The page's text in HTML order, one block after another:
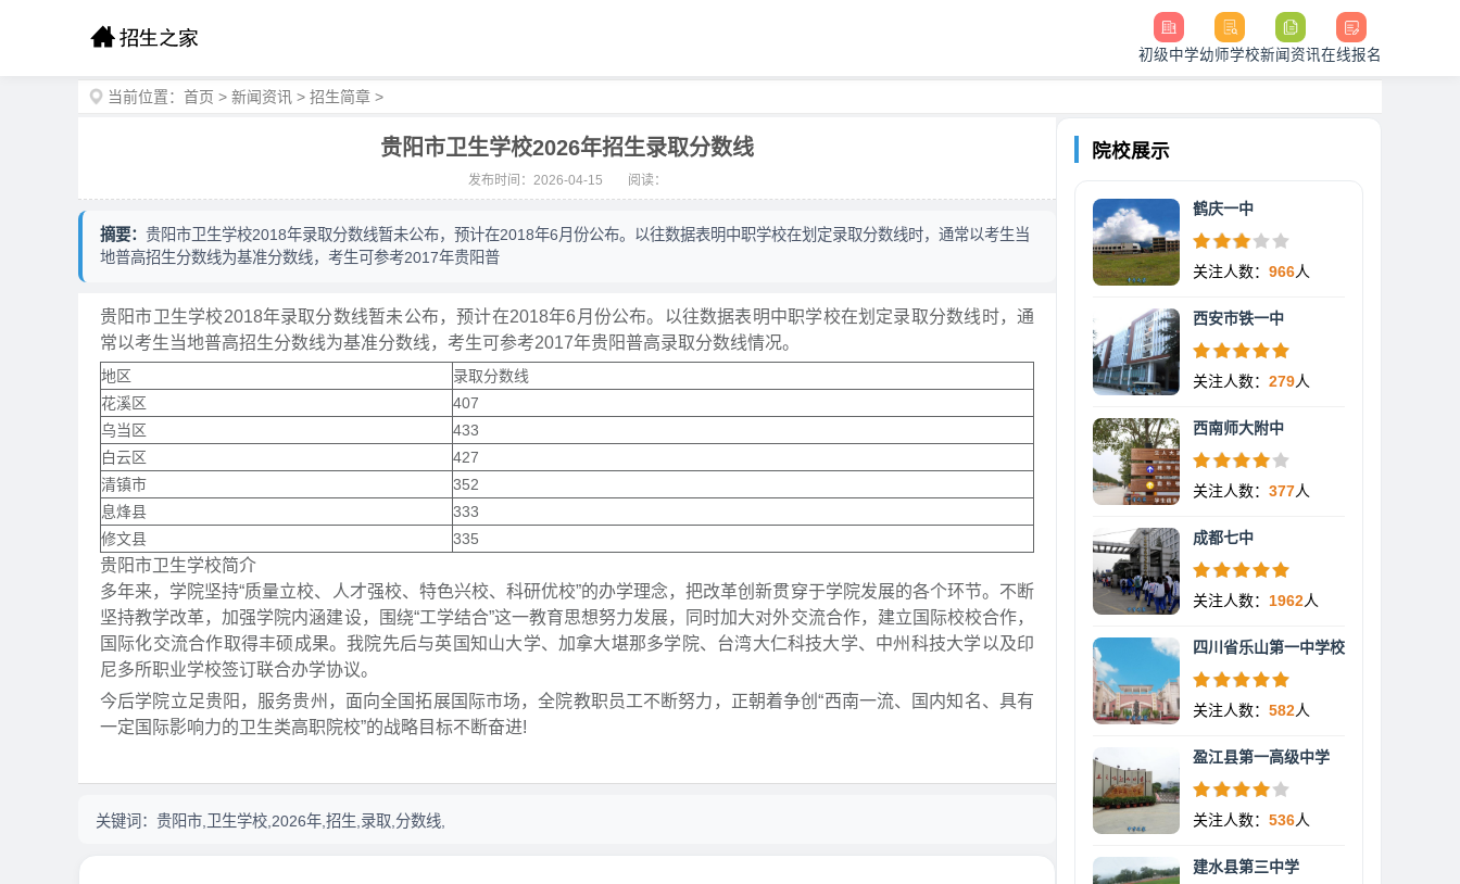
初级中学幼师学校新闻资讯在线报名
当前位置： 首页 > 新闻资讯 > 招生简章 >
贵阳市卫生学校2026年招生录取分数线
发布时间：2026-04-15 阅读：
摘要： 贵阳市卫生学校2018年录取分数线暂未公布，预计在2018年6月份公布。以往数据表明中职学校在划定录取分数线时，通常以考生当
地普高招生分数线为基准分数线，考生可参考2017年贵阳普
贵阳市卫生学校2018年录取分数线暂未公布，预计在2018年6月份公布。以往数据表明中职学校在划定录取分数线时，通
常以考生当地普高招生分数线为基准分数线，考生可参考2017年贵阳普高录取分数线情况。
地区
录取分数线
花溪区
407
乌当区
433
白云区
427
清镇市
352
息烽县
333
修文县
335
贵阳市卫生学校简介
多年来，学院坚持“质量立校、人才强校、特色兴校、科研优校”的办学理念，把改革创新贯穿于学院发展的各个环节。不断
坚持教学改革，加强学院内涵建设，围绕“工学结合”这一教育思想努力发展，同时加大对外交流合作，建立国际校校合作，
国际化交流合作取得丰硕成果。我院先后与英国知山大学、加拿大堪那多学院、台湾大仁科技大学、中州科技大学以及印
尼多所职业学校签订联合办学协议。
今后学院立足贵阳，服务贵州，面向全国拓展国际市场，全院教职员工不断努力，正朝着争创“西南一流、国内知名、具有
一定国际影响力的卫生类高职院校”的战略目标不断奋进!
关键词： 贵阳市,卫生学校,2026年,招生,录取,分数线,
院校展示
鹤庆一中
关注人数： 966人
西安市铁一中
关注人数： 279人
西南师大附中
关注人数： 377人
成都七中
关注人数： 1962人
四川省乐山第一中学校
关注人数： 582人
盈江县第一高级中学
关注人数： 536人
建水县第三中学